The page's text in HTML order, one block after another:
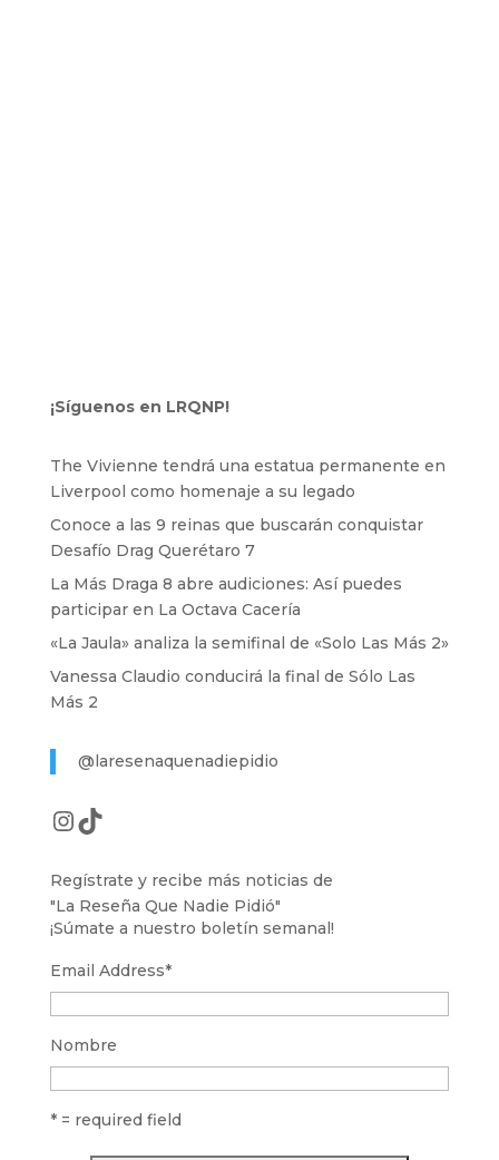
¡Síguenos en LRQNP!
The Vivienne tendrá una estatua permanente en
Liverpool como homenaje a su legado
Conoce a las 9 reinas que buscarán conquistar
Desafío Drag Querétaro 7
La Más Draga 8 abre audiciones: Así puedes
participar en La Octava Cacería
«La Jaula» analiza la semifinal de «Solo Las Más 2»
Vanessa Claudio conducirá la final de Sólo Las
Más 2
@laresenaquenadiepidio
Instagram
TikTok
Regístrate y recibe más noticias de
"La Reseña Que Nadie Pidió"
¡Súmate a nuestro boletín semanal!
Email Address*
Nombre
* = required field